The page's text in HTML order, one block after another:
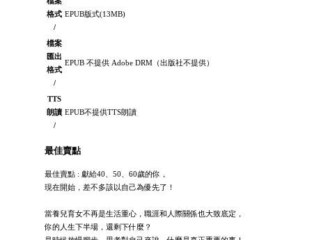
格式
/
EPUB版式(13MB)
檔案
匯出
格式
/
EPUB 不提供 Adobe DRM（出版社不提供）
TTS
朗讀
/
EPUB不提供TTS朗讀
最佳賣點
最佳賣點 : 獻給40、50、60歲的你，
現在開始，差不多該以自己為優先了！
當養兒育女不再是生活重心，職涯和人際關係也大致底定，
你的人生下半場，還剩下什麼？